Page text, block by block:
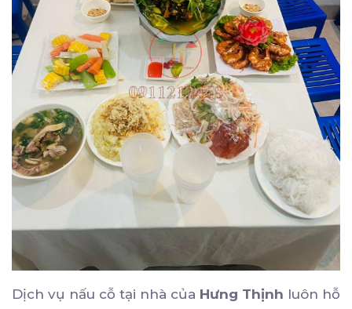
Dịch vụ nấu cỗ tại nhà của Hưng Thịnh luôn hỗ